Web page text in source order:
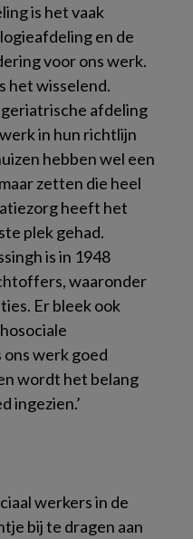
is het vaak
en de
voor ons werk.
het wisselend.
afdeling
in hun richtlijn
hebben wel een
zetten die heel
heeft het
plek gehad.
is in 1948
waaronder
Er bleek ook
ons werk goed
wordt het belang
ingezien.’
werkers in de
bij te dragen aan